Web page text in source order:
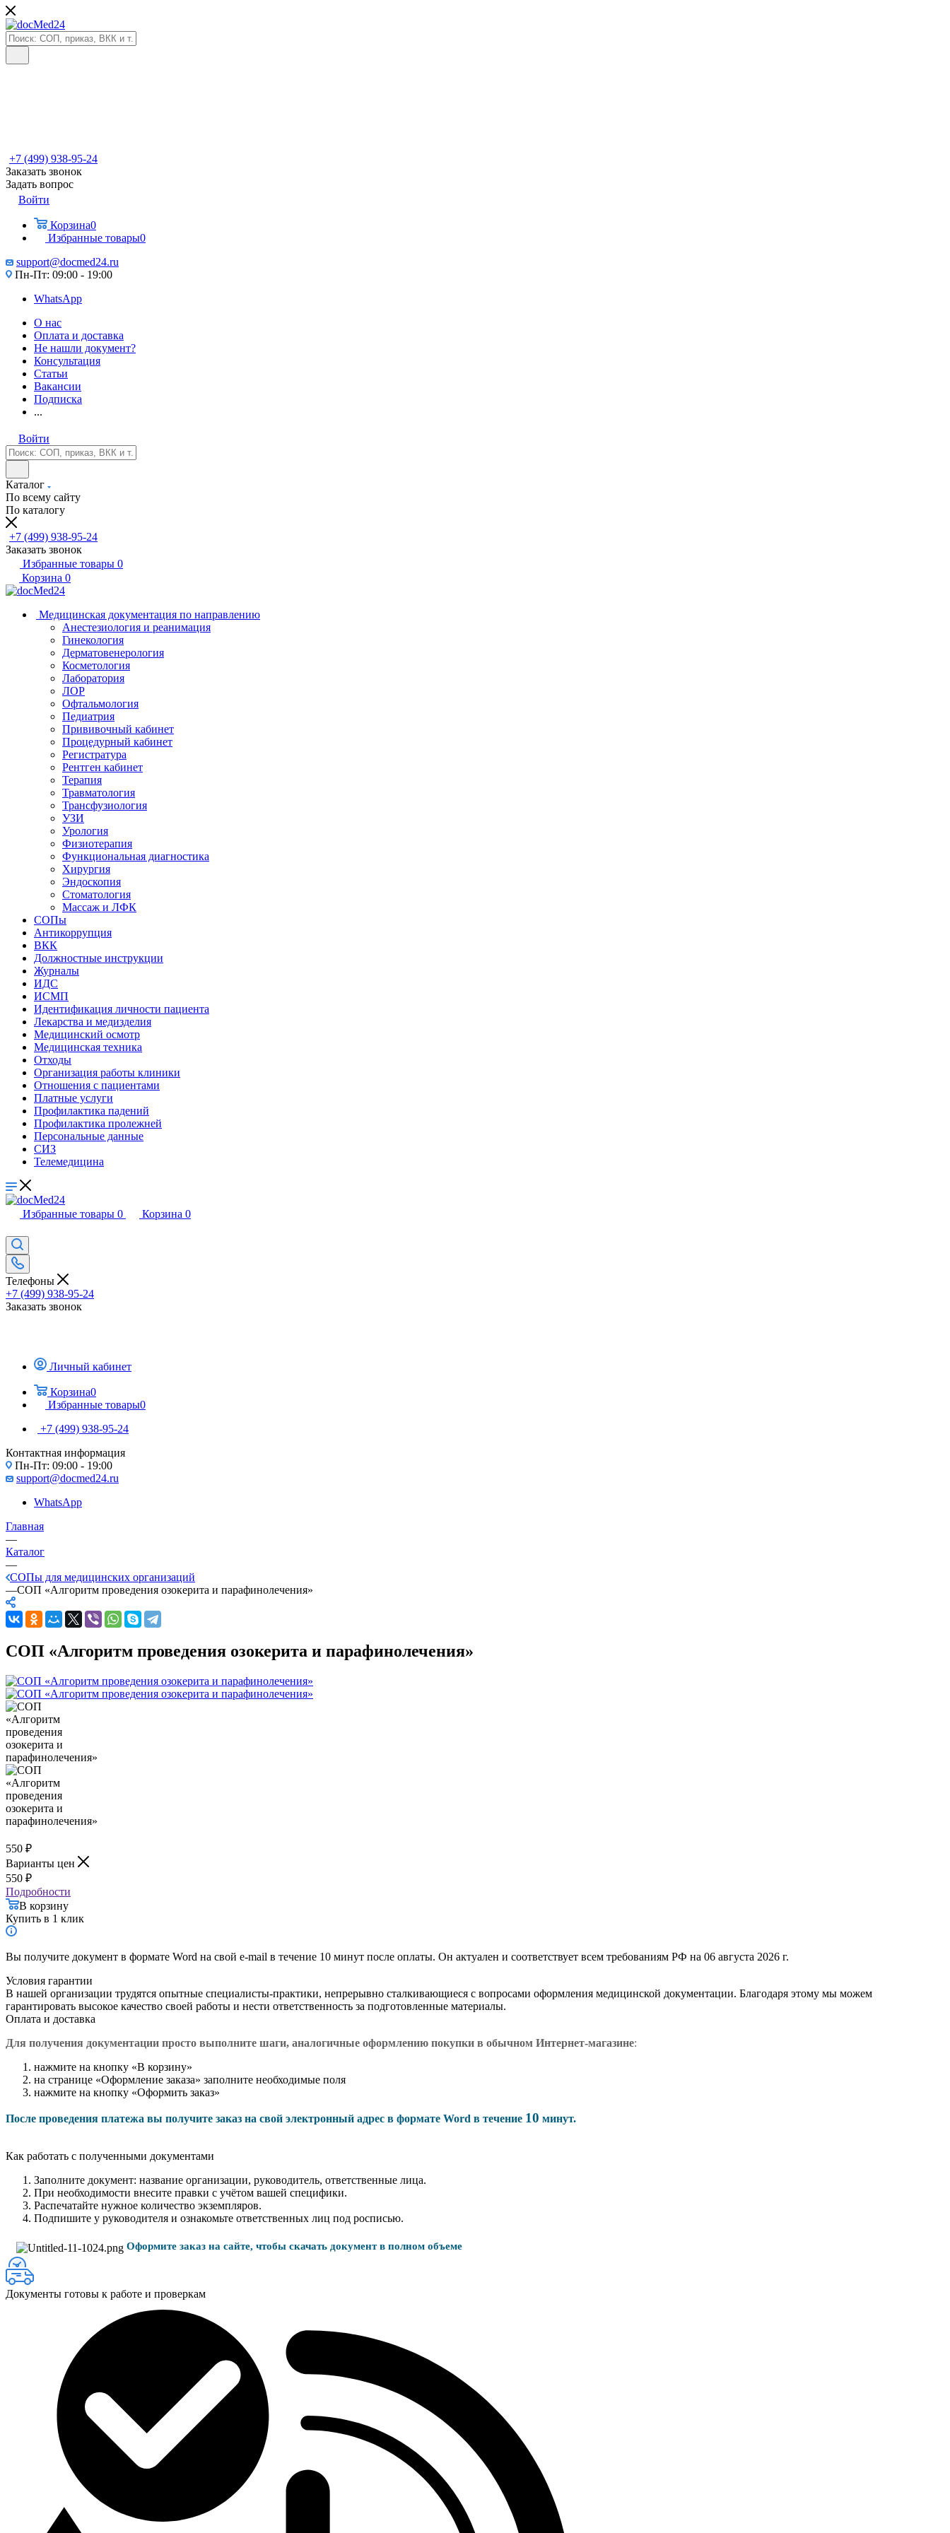
+7 (499) 938-95-24
Заказать звонок
Задать вопрос
Войти
Корзина0
Избранные товары0
support@docmed24.ru
Пн-Пт: 09:00 - 19:00
WhatsApp
О нас
Оплата и доставка
Не нашли документ?
Консультация
Статьи
Вакансии
Подписка
...
Войти
Каталог
По всему сайту
По каталогу
+7 (499) 938-95-24
Заказать звонок
Избранные товары 0
Корзина 0
Медицинская документация по направлению
Анестезиология и реанимация
Гинекология
Дерматовенерология
Косметология
Лаборатория
ЛОР
Офтальмология
Педиатрия
Прививочный кабинет
Процедурный кабинет
Регистратура
Рентген кабинет
Терапия
Травматология
Трансфузиология
УЗИ
Урология
Физиотерапия
Функциональная диагностика
Хирургия
Эндоскопия
Стоматология
Массаж и ЛФК
СОПы
Антикоррупция
ВКК
Должностные инструкции
Журналы
ИДС
ИСМП
Идентификация личности пациента
Лекарства и медизделия
Медицинский осмотр
Медицинская техника
Отходы
Организация работы клиники
Отношения с пациентами
Платные услуги
Профилактика падений
Профилактика пролежней
Персональные данные
СИЗ
Телемедицина
Избранные товары 0 Корзина 0
Телефоны
+7 (499) 938-95-24
Заказать звонок
Личный кабинет
Корзина0
Избранные товары0
+7 (499) 938-95-24
Контактная информация
Пн-Пт: 09:00 - 19:00
support@docmed24.ru
WhatsApp
Главная
—
Каталог
—
СОПы для медицинских организаций
—СОП «Алгоритм проведения озокерита и парафинолечения»
СОП «Алгоритм проведения озокерита и парафинолечения»
550 ₽
Варианты цен
550 ₽
Подробности
В корзину
Купить в 1 клик
Вы получите документ в формате Word на свой e-mail в течение 10 минут после оплаты. Он актуален и соответствует всем требованиям РФ на 06 августа 2026 г.
Условия гарантии
В нашей организации трудятся опытные специалисты-практики, непрерывно сталкивающиеся с вопросами оформления медицинской документации. Благодаря этому мы можем
гарантировать высокое качество своей работы и нести ответственность за подготовленные материалы.
Оплата и доставка
Для получения документации просто выполните шаги, аналогичные оформлению покупки в обычном Интернет-магазине:
нажмите на кнопку «В корзину»
на странице «Оформление заказа» заполните необходимые поля
нажмите на кнопку «Оформить заказ»
После проведения платежа вы получите заказ на свой электронный адрес в формате Word в течение 10 минут.
Как работать с полученными документами
Заполните документ: название организации, руководитель, ответственные лица.
При необходимости внесите правки с учётом вашей специфики.
Распечатайте нужное количество экземпляров.
Подпишите у руководителя и ознакомьте ответственных лиц под росписью.
Оформите заказ на сайте, чтобы скачать документ в полном объеме
Документы готовы к работе и проверкам